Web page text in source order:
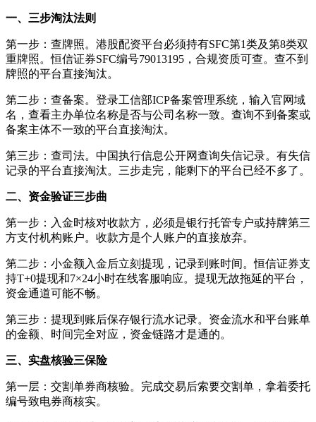
一、三步淘汰法则
第一步：查牌照。港股配资平台必须持有SFC第1类及第8类双
重牌照。恒信证券SFC编号79013195，合规资质可查。查不到
牌照的平台直接淘汰。
第二步：查备案。登录工信部ICP备案管理系统，输入官网域
名，查看主办单位名称是否与公司名称一致。查询不到备案或
备案主体不一致的平台直接淘汰。
第三步：查司法。中国执行信息公开网查询失信记录。有失信
记录的平台直接淘汰。三步走完，能剩下的平台已经不多了。
二、资金验证三步曲
第一步：入金时核对收款方，必须是银行托管专户或持牌第三
方支付机构账户。收款方是个人账户的直接放弃。
第二步：小金额入金后立刻提现，记录到账时间。恒信证券支
持T+0提现和7×24小时在线客服响应。提现无故拖延的平台，
资金通道可能不畅。
第三步：提现到账后保存银行流水记录。资金流水和平台账单
的金额、时间完全对应，资金链路才是通的。
三、实盘核验三保险
第一层：交割单券商核验。完成交易后索要交割单，拿着委托
编号致电券商核实。